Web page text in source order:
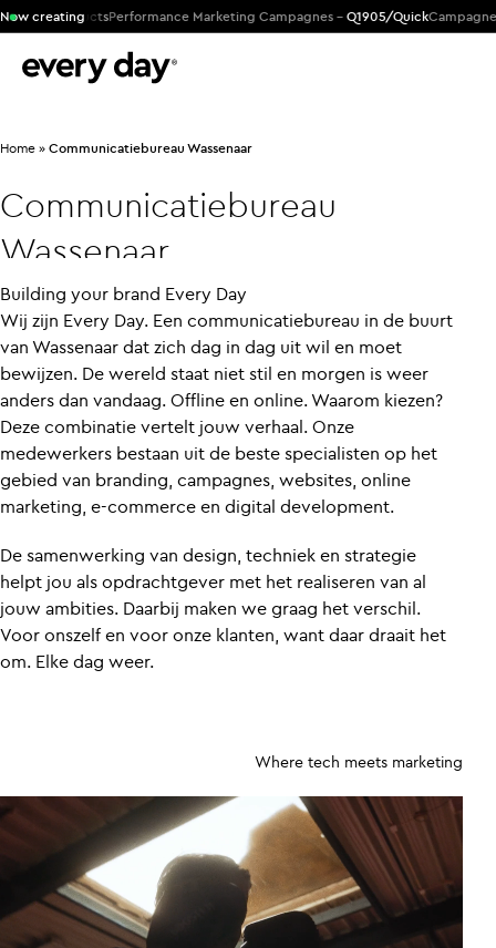
Now creating
Products Performance Marketing Campagnes -Q1905/QuickCampagne
Home » Communicatiebureau Wassenaar
Communicatiebureau
Wassenaar
Building your brand Every Day
Wij zijn Every Day. Een communicatiebureau in de buurt
van Wassenaar dat zich dag in dag uit wil en moet
bewijzen. De wereld staat niet stil en morgen is weer
anders dan vandaag. Offline en online. Waarom kiezen?
Deze combinatie vertelt jouw verhaal. Onze
medewerkers bestaan uit de beste specialisten op het
gebied van branding, campagnes, websites, online
marketing, e-commerce en digital development.
De samenwerking van design, techniek en strategie
helpt jou als opdrachtgever met het realiseren van al
jouw ambities. Daarbij maken we graag het verschil.
Voor onszelf en voor onze klanten, want daar draait het
om. Elke dag weer.
Where tech meets marketing